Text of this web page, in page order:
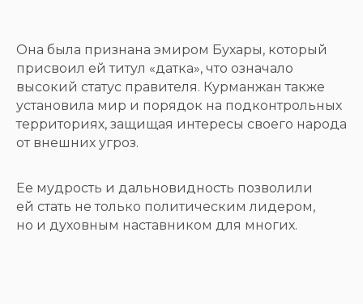
Она была признана эмиром Бухары, который
присвоил ей титул «датка», что означало
высокий статус правителя. Курманжан также
установила мир и порядок на подконтрольных
территориях, защищая интересы своего народа
от внешних угроз.
Ее мудрость и дальновидность позволили
ей стать не только политическим лидером,
но и духовным наставником для многих.